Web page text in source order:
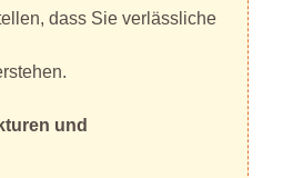
dass Sie verlässliche
und